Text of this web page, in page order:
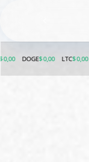
$ 0,00 LTC$ 0,00 LINK$ 0,00